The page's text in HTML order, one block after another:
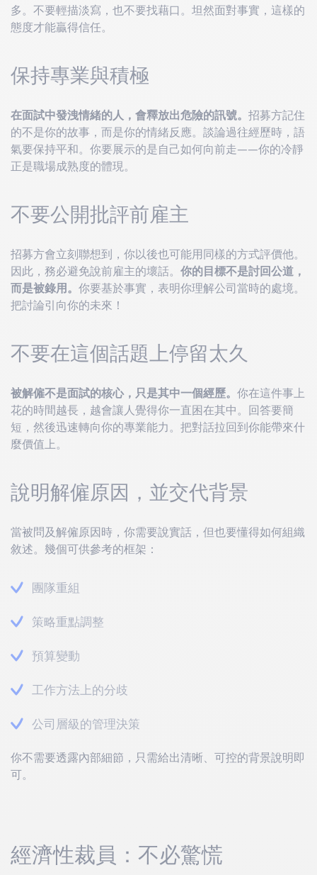
多。不要輕描淡寫，也不要找藉口。坦然面對事實，這樣的
態度才能贏得信任。
保持專業與積極
在面試中發洩情緒的人，會釋放出危險的訊號。 招募方記住
的不是你的故事，而是你的情緒反應。談論過往經歷時，語
氣要保持平和。你要展示的是自己如何向前走——你的冷靜
正是職場成熟度的體現。
不要公開批評前雇主
招募方會立刻聯想到，你以後也可能用同樣的方式評價他。
因此，務必避免說前雇主的壞話。 你的目標不是討回公道，
而是被錄用。 你要基於事實，表明你理解公司當時的處境。
把討論引向你的未來！
不要在這個話題上停留太久
被解僱不是面試的核心，只是其中一個經歷。 你在這件事上
花的時間越長，越會讓人覺得你一直困在其中。回答要簡
短，然後迅速轉向你的專業能力。把對話拉回到你能帶來什
麼價值上。
說明解僱原因，並交代背景
當被問及解僱原因時，你需要說實話，但也要懂得如何組織
敘述。幾個可供參考的框架：
團隊重組
策略重點調整
預算變動
工作方法上的分歧
公司層級的管理決策
你不需要透露內部細節，只需給出清晰、可控的背景說明即
可。
經濟性裁員：不必驚慌